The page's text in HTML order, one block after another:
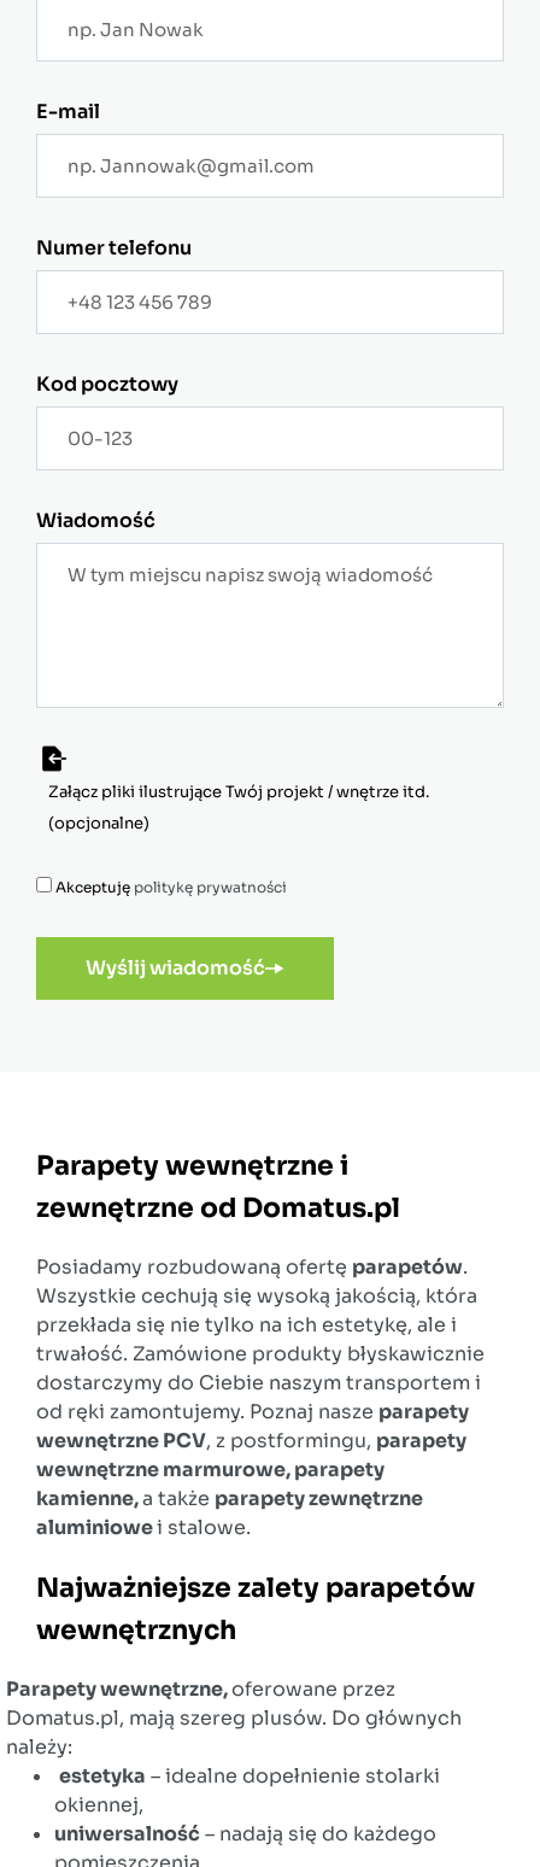
E-mail
Numer telefonu
Kod pocztowy
Wiadomość
Akceptuję politykę prywatności
Wyślij wiadomość
Parapety wewnętrzne i
zewnętrzne od Domatus.pl
Posiadamy rozbudowaną ofertę parapetów.
Wszystkie cechują się wysoką jakością, która
przekłada się nie tylko na ich estetykę, ale i
trwałość. Zamówione produkty błyskawicznie
dostarczymy do Ciebie naszym transportem i
od ręki zamontujemy. Poznaj nasze parapety
wewnętrzne PCV, z postformingu, parapety
wewnętrzne marmurowe, parapety
kamienne,a także parapety zewnętrzne
aluminiowei stalowe.
Najważniejsze zalety parapetów
wewnętrznych
Parapety wewnętrzne,oferowane przez
Domatus.pl, mają szereg plusów. Do głównych
należy:
estetyka – idealne dopełnienie stolarki
okiennej,
uniwersalność– nadają się do każdego